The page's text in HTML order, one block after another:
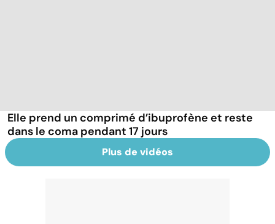
Elle prend un comprimé d’ibuprofène et reste
dans le coma pendant 17 jours
Plus de vidéos